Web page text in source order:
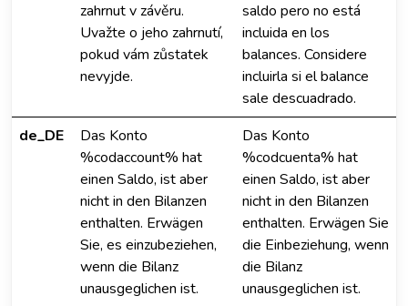
zahrnut v závěru.
Uvažte o jeho zahrnutí,
pokud vám zůstatek
nevyjde.
saldo pero no está
incluida en los
balances. Considere
incluirla si el balance
sale descuadrado.
de_DE
Das Konto
%codaccount% hat
einen Saldo, ist aber
nicht in den Bilanzen
enthalten. Erwägen
Sie, es einzubeziehen,
wenn die Bilanz
unausgeglichen ist.
Das Konto
%codcuenta% hat
einen Saldo, ist aber
nicht in den Bilanzen
enthalten. Erwägen Sie
die Einbeziehung, wenn
die Bilanz
unausgeglichen ist.